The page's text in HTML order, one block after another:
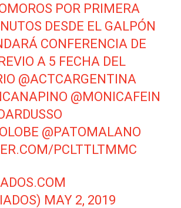
POR PRIMERA
DESDE EL GALPÓN
CONFERENCIA DE
A 5 FECHA DEL
@ACTCARGENTINA
@MONICAFEIN
@PATOMALANO
PCLTTLTMMC
MAY 2, 2019